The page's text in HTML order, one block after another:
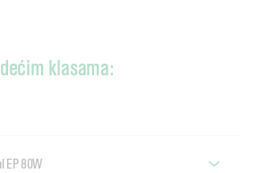
klasama:
EP 80W